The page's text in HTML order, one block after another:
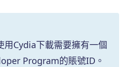
用Cydia下載需要擁有一個
Program的賬號ID。